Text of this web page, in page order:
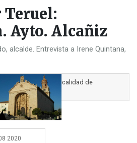
Teruel:
Ayto. Alcañiz
alcalde. Entrevista a Irene Quintana,
de interés de la localidad de
2020